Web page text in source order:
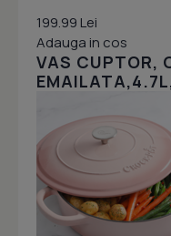
199.99 Lei
Adauga in cos
VAS CUPTOR,